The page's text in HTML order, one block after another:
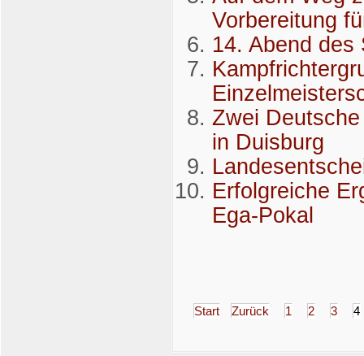
Vorbereitung
14. Abend des
Zwei
in Duisburg
Erfolgreiche
Ega-Pokal
Start Zurück 1 2 3 4